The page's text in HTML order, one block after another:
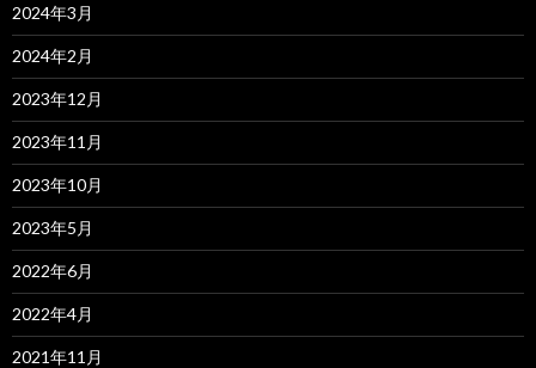
2024年3月
2024年2月
2023年12月
2023年11月
2023年10月
2023年5月
2022年6月
2022年4月
2021年11月